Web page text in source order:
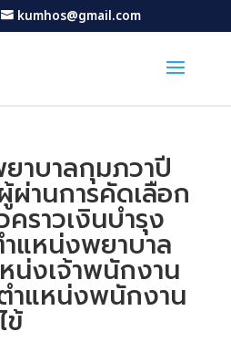
kumhos@gmail.com
ยาบาลกุมภวาปี
ผ่านการคัดเลือก
ราวเงินบำรุง
แหน่งพยาบาล
น่งเจ้าพนักงาน
ำแหน่งพนักงาน
ข้